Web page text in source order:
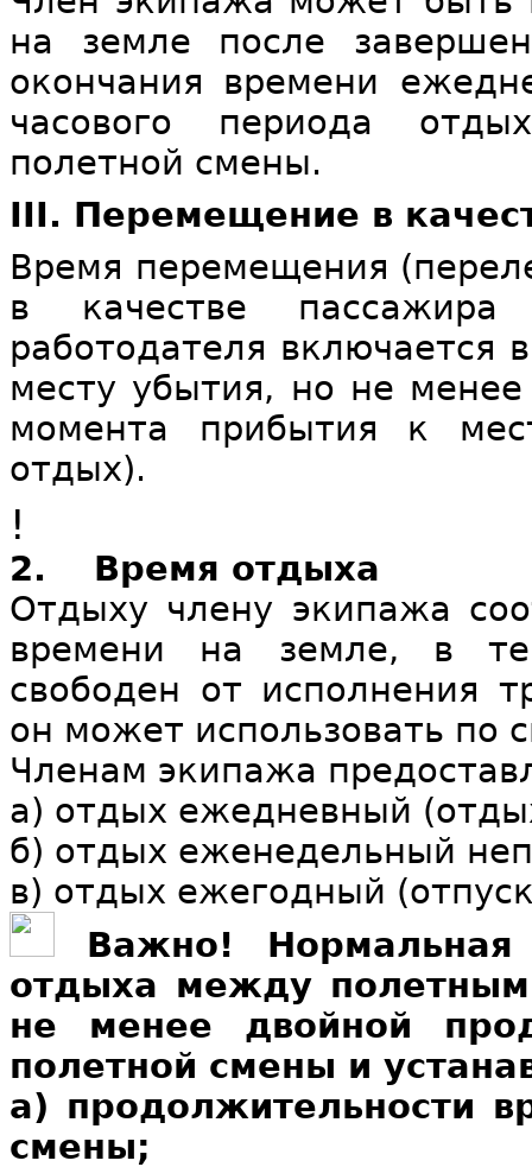
на земле после
окончания времени
часового периода
полетной смены.
III. Перемещение в
Время перемещения
в качестве
работодателя включается
месту убытия, но не
момента прибытия к
отдых).
!
2. Время отдыха
Отдыху члену экипажа
времени на земле, в
свободен от исполнения
он может использовать по
Членам экипажа
а) отдых ежедневный
б) отдых еженедельный
в) отдых ежегодный
Важно! Нормальная
отдыха между
не менее двойной
полетной смены и
а) продолжительности
смены;